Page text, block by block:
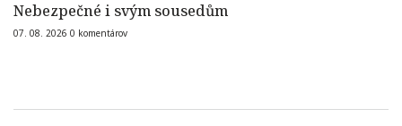
Nebezpečné i svým sousedům
07. 08. 2026 0 komentárov